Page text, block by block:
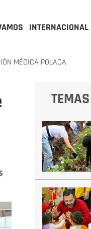
INTERNACIONAL
MÉDICA POLACA